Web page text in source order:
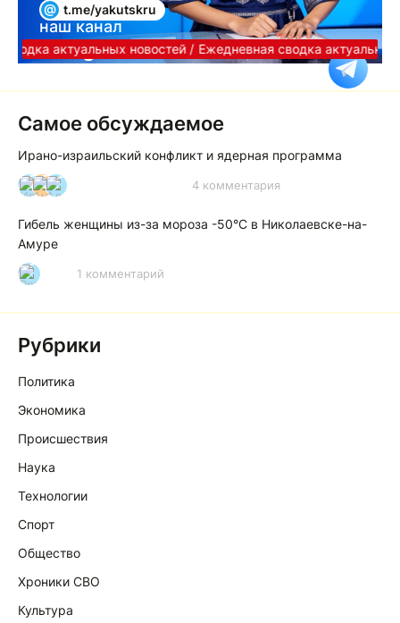
наш канал
Telegram
@ t.me/yakutskru
актуальных новостей / Ежедневная сводка актуальных
Самое обсуждаемое
Ирано-израильский конфликт и ядерная программа
И А А 4 комментария
Гибель женщины из-за мороза -50°C в Николаевске-на-
Амуре
Р 1 комментарий
Рубрики
Политика
Экономика
Происшествия
Наука
Технологии
Спорт
Общество
Хроники СВО
Культура